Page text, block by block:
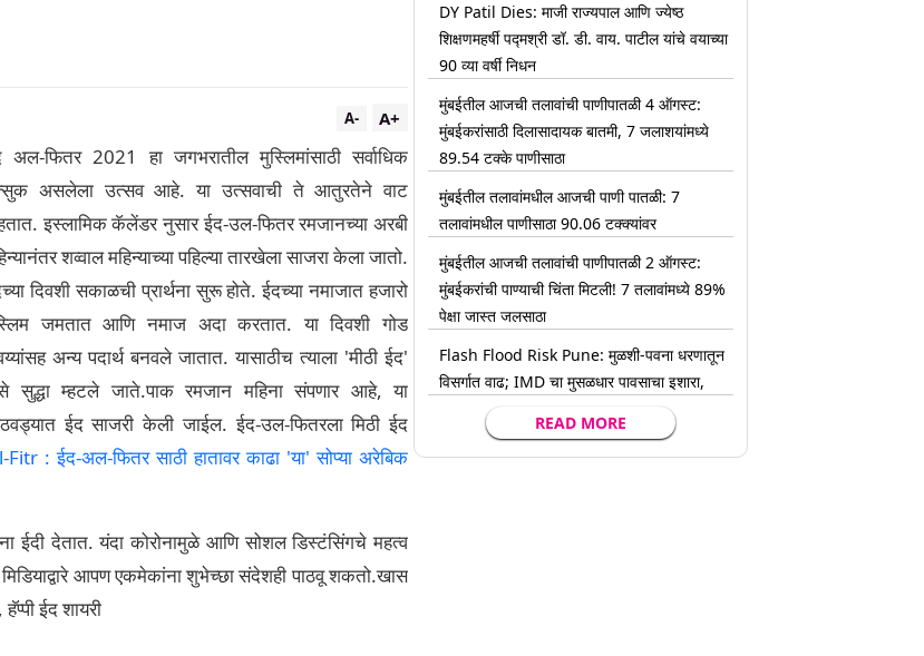
A+
A-
अल-फितर 2021 हा जगभरातील मुस्लिमांसाठी सर्वाधिक
असलेला उत्सव आहे. या उत्सवाची ते आतुरतेने वाट
इस्लामिक कॅलेंडर नुसार ईद-उल-फितर रमजानच्या अरबी
शव्वाल महिन्याच्या पहिल्या तारखेला साजरा केला जातो.
दिवशी सकाळची प्रार्थना सुरू होते. ईदच्या नमाजात हजारो
जमतात आणि नमाज अदा करतात. या दिवशी गोड
अन्य पदार्थ बनवले जातात. यासाठीच त्याला 'मीठी ईद'
सुद्धा म्हटले जाते.पाक रमजान महिना संपणार आहे, या
ईद साजरी केली जाईल. ईद-उल-फितरला मिठी ईद
ईद-अल-फितर साठी हातावर काढा 'या' सोप्या अरेबिक
ईदी देतात. यंदा कोरोनामुळे आणि सोशल डिस्टंसिंगचे महत्व
आपण एकमेकांना शुभेच्छा संदेशही पाठवू शकतो.खास
ईद शायरी
DY Patil Dies: माजी राज्यपाल आणि ज्येष्ठ
शिक्षणमहर्षी पद्मश्री डॉ. डी. वाय. पाटील यांचे वयाच्या
90 व्या वर्षी निधन
मुंबईतील आजची तलावांची पाणीपातळी 4 ऑगस्ट:
मुंबईकरांसाठी दिलासादायक बातमी, 7 जलाशयांमध्ये
89.54 टक्के पाणीसाठा
मुंबईतील तलावांमधील आजची पाणी पातळी: 7
तलावांमधील पाणीसाठा 90.06 टक्क्यांवर
मुंबईतील आजची तलावांची पाणीपातळी 2 ऑगस्ट:
मुंबईकरांची पाण्याची चिंता मिटली! 7 तलावांमध्ये 89%
पेक्षा जास्त जलसाठा
Flash Flood Risk Pune: मुळशी-पवना धरणातून
विसर्गात वाढ; IMD चा मुसळधार पावसाचा इशारा,
READ MORE